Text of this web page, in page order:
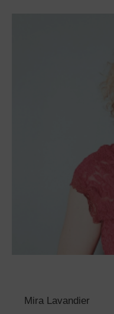
Mira Lavandier